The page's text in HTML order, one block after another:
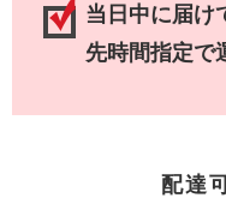
当日中に届け
先時間指定で
配達